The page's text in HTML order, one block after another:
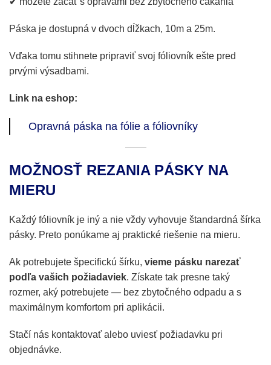
Páska je dostupná v dvoch dĺžkach, 10m a 25m.
Vďaka tomu stihnete pripraviť svoj fóliovník ešte pred
prvými výsadbami.
Link na eshop:
Opravná páska na fólie a fóliovníky
MOŽNOSŤ REZANIA PÁSKY NA
MIERU
Každý fóliovník je iný a nie vždy vyhovuje štandardná šírka
pásky. Preto ponúkame aj praktické riešenie na mieru.
Ak potrebujete špecifickú šírku, vieme pásku narezať
podľa vašich požiadaviek. Získate tak presne taký
rozmer, aký potrebujete — bez zbytočného odpadu a s
maximálnym komfortom pri aplikácii.
Stačí nás kontaktovať alebo uviesť požiadavku pri
objednávke.